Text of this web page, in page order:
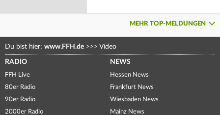
MEHR TOP-MELDUNGEN
Du bist hier: www.FFH.de >>> Video
RADIO
FFH Live
80er Radio
90er Radio
2000er Radio
NEWS
Hessen News
Frankfurt News
Wiesbaden News
Mainz News